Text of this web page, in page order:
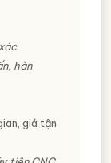
hàn
giá tận